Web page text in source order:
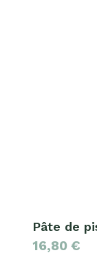
Pâte de
16,80 €